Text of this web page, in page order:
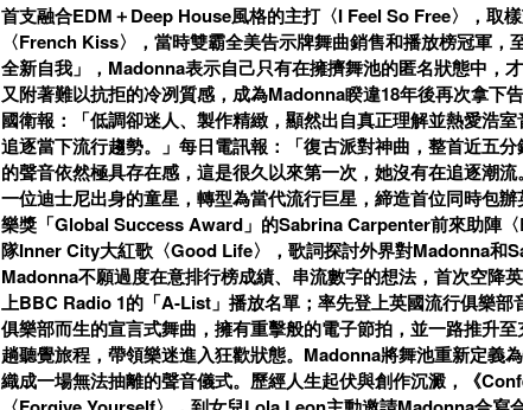
首支融合EDM＋Deep House風格的主打〈I Feel So Free〉，取
〈French Kiss〉，當時雙霸全美告示牌舞曲銷售和播放榜冠軍
全新自我」，Madonna表示自己只有在擁擠舞池的匿名狀態中，
又附著難以抗拒的冷冽質感，成為Madonna睽違18年後再次拿下
國衛報：「低調卻迷人、製作精緻，顯然出自真正理解並熱愛浩
追逐當下流行趨勢。」每日電訊報：「復古派對神曲，整首近五
的聲音依然極具存在感，這是很久以來第一次，她沒有在追逐潮
一位迪士尼出身的童星，轉型為當代流行巨星，締造首位同時包
樂獎「Global Success Award」的Sabrina Carpenter前來助陣
隊Inner City大紅歌〈Good Life〉，歌詞探討外界對Madonna和
Madonna不願過度在意排行榜成績、串流數字的想法，首次空降
上BBC Radio 1的「A-List」播放名單；率先登上英國流行俱樂
俱樂部而生的宣言式舞曲，擁有重擊般的電子節拍，並一路推升
趟聽覺旅程，帶領樂迷進入狂歡狀態。Madonna將舞池重新定義
織成一場無法抽離的聲音儀式。歷經人生起伏與創作沉澱，《